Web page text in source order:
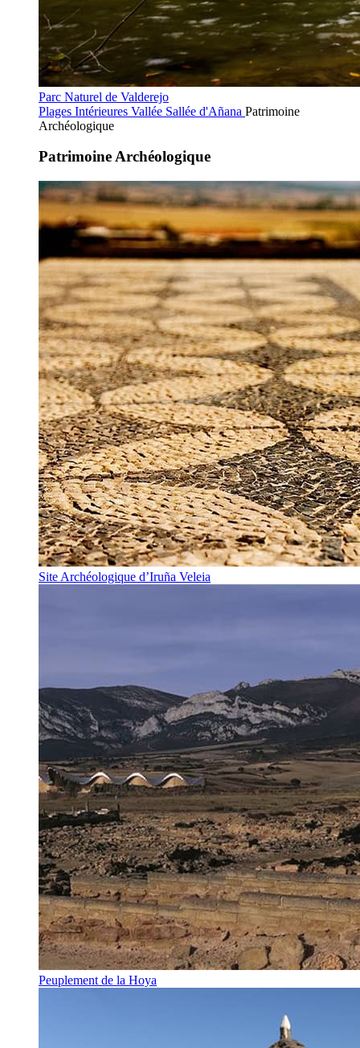
Parc Naturel de Valderejo
Plages Intérieures Vallée Sallée d'Añana Patrimoine
Archéologique
Patrimoine Archéologique
Site Archéologique d’Iruña Veleia
Peuplement de la Hoya